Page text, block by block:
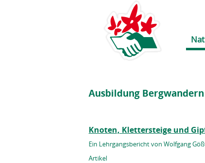
Ausbildung Bergwandern
Knoten, Klettersteige und
Ein Lehrgangsbericht von Wolfgang
Artikel